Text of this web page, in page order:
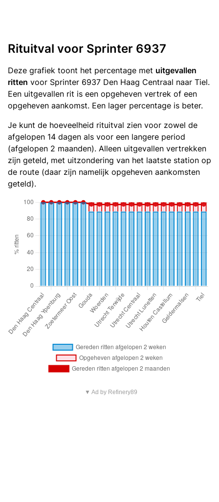
Rituitval voor Sprinter 6937
Deze grafiek toont het percentage met uitgevallen
ritten voor Sprinter 6937 Den Haag Centraal naar Tiel.
Een uitgevallen rit is een opgeheven vertrek of een
opgeheven aankomst. Een lager percentage is beter.
Je kunt de hoeveelheid rituitval zien voor zowel de
afgelopen 14 dagen als voor een langere period
(afgelopen 2 maanden). Alleen uitgevallen vertrekken
zijn geteld, met uitzondering van het laatste station op
de route (daar zijn namelijk opgeheven aankomsten
geteld).
▼ Ad by Refinery89